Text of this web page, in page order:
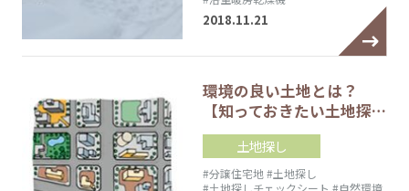
2018.11.21
環境の良い土地とは？
【知っておきたい土地探…
土地探し
#分譲住宅地#土地探し